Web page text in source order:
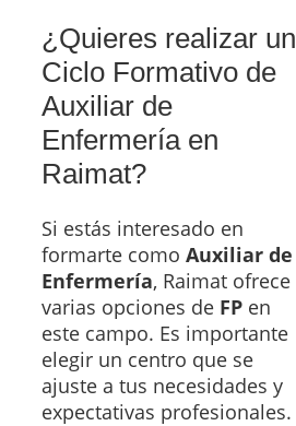
¿Quieres realizar un
Ciclo Formativo de
Auxiliar de
Enfermería en
Raimat?
Si estás interesado en
formarte como Auxiliar de
Enfermería, Raimat ofrece
varias opciones de FP en
este campo. Es importante
elegir un centro que se
ajuste a tus necesidades y
expectativas profesionales.